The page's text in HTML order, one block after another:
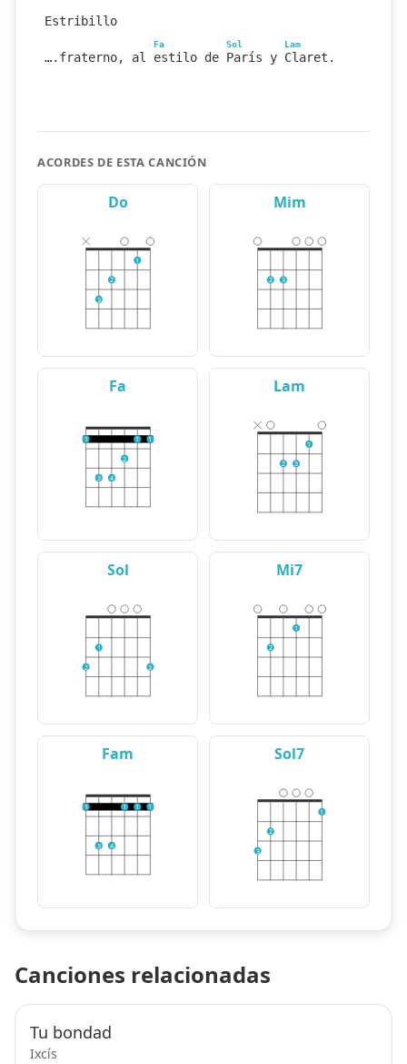
Estribillo
Fa Sol Lam
….fraterno, al estilo de París y Claret.
ACORDES DE ESTA CANCIÓN
Do
3
2
1
Mim
2 3
Fa
1
3 4
2
1 1
Lam
2 3
1
Sol
2
1
3
Mi7
2
1
Fam
1
3 4
1 1 1
Sol7
3
2
1
Canciones relacionadas
Tu bondad
Ixcís